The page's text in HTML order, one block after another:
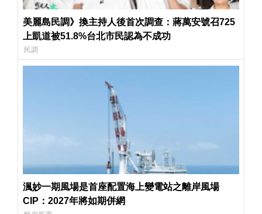
美麗島民調》換主持人後首次調查：蔣萬安號召725
上凱道被51.8%台北市民認為不成功
民調
渢妙一期風場是首座配置海上變電站之離岸風場
CIP：2027年將如期併網